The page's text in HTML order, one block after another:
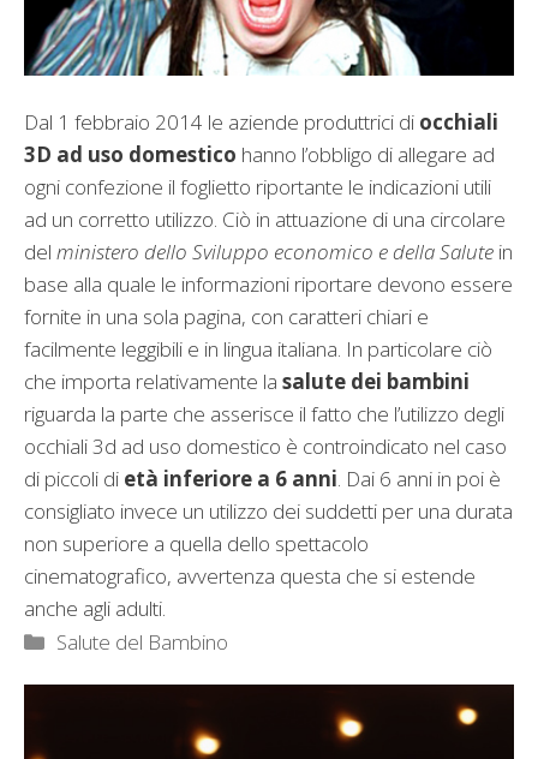
Dal 1 febbraio 2014 le aziende produttrici di occhiali
3D ad uso domestico hanno l’obbligo di allegare ad
ogni confezione il foglietto riportante le indicazioni utili
ad un corretto utilizzo. Ciò in attuazione di una circolare
del ministero dello Sviluppo economico e della Salute in
base alla quale le informazioni riportare devono essere
fornite in una sola pagina, con caratteri chiari e
facilmente leggibili e in lingua italiana. In particolare ciò
che importa relativamente la salute dei bambini
riguarda la parte che asserisce il fatto che l’utilizzo degli
occhiali 3d ad uso domestico è controindicato nel caso
di piccoli di età inferiore a 6 anni. Dai 6 anni in poi è
consigliato invece un utilizzo dei suddetti per una durata
non superiore a quella dello spettacolo
cinematografico, avvertenza questa che si estende
anche agli adulti.
Categorie
Salute del Bambino